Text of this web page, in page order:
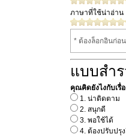
ภาษาที่ใช้น่าอ่าน
* ต้องล็อกอินก่อ
แบบสำ
คุณคิดยังไงกับเรื่อ
1. น่าติดตาม
2. สนุกดี
3. พอใช้ได้
4. ต้องปรับปรุ